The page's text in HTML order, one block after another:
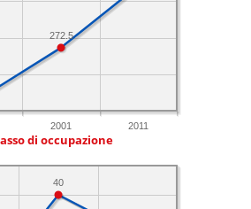
2001 2011
272.5
di occupazione
40